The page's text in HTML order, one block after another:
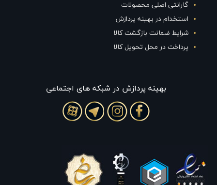
گارانتی اصلی محصولات
استخدام در بهینه پردازش
شرایط ضمانت بازگشت کالا
پرداخت در محل تحویل کالا
بهينه پردازش در شبکه های اجتماعی